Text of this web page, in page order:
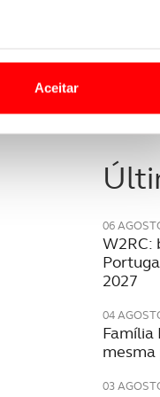
lhe proporcionar
de análise, com
Aceitar
WRC
vai
de
06
W2RC:
2027
04
Família
mesma
03